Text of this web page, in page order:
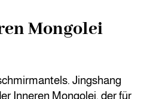
Mongolei
Jingshang
Inneren Mongolei, der für